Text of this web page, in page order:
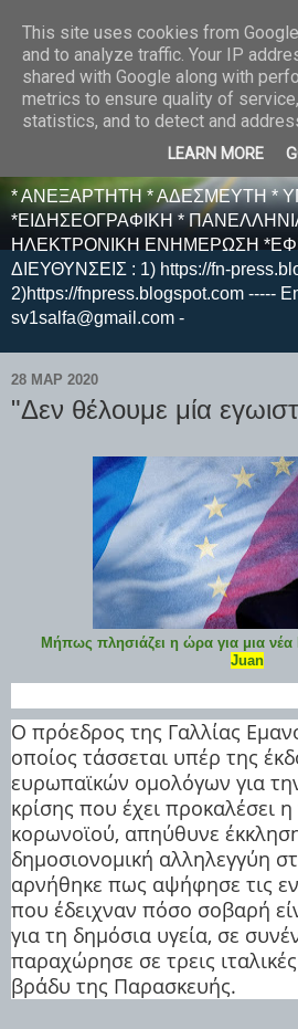
E F E N P R E
ΗΛΕΚΤΡΟΝΙΚΗ
ΕΦΗΜΕΡΙΔΑ
* ΑΝΕΞΑΡΤΗΤΗ * ΑΔΕΣΜΕΥΤΗ *
*ΕΙΔΗΣΕΟΓΡΑΦΙΚΗ *
ΗΛΕΚΤΡΟΝΙΚΗ ΕΝΗΜΕΡΩΣΗ
ΔΙΕΥΘΥΝΣΕΙΣ : 1) https://fn-
2)https://fnpress.blogspot.com -----
sv1salfa@gmail.com -
28 ΜΑΡ 2020
"Δεν θέλουμε μία
Μήπως πλησιάζει η ώρα για μια νέα
Juan
Ο πρόεδρος της Γαλλίας
οποίος τάσσεται υπέρ της
ευρωπαϊκών ομολόγων για
κρίσης που έχει προκαλέσει
κορωνοϊού, απηύθυνε
δημοσιονομική αλληλεγγύη
αρνήθηκε πως αψήφησε τις
που έδειχναν πόσο σοβαρή
για τη δημόσια υγεία, σε
παραχώρησε σε τρεις
βράδυ της Παρασκευής.
This site uses cookies from
and to analyze traffic. Your IP
shared with Google along with
metrics to ensure quality of
statistics, and to detect and
LEARN MORE